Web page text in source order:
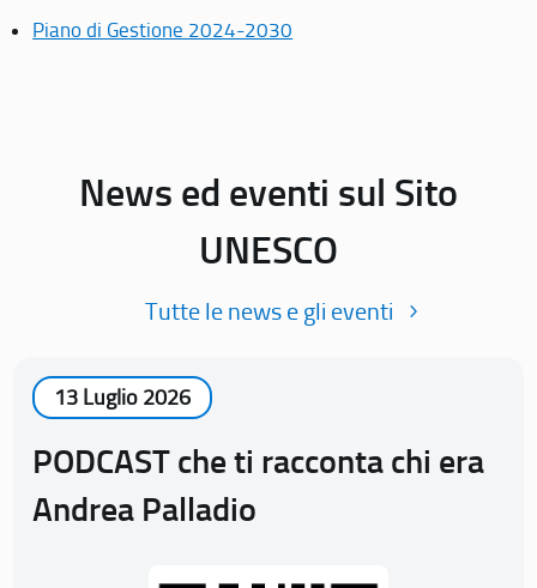
Piano di Gestione 2024-2030
News ed eventi sul Sito
UNESCO
Tutte le news e gli eventi
13 Luglio 2026
PODCAST che ti racconta chi era
Andrea Palladio